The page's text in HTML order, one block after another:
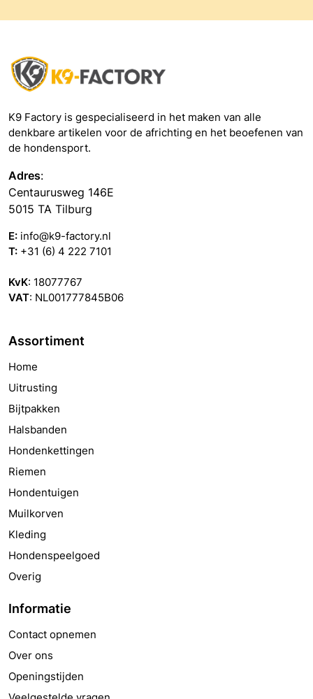
K9 Factory is gespecialiseerd in het maken van alle
denkbare artikelen voor de africhting en het beoefenen van
de hondensport.
Adres:
Centaurusweg 146E
5015 TA Tilburg
E: info@k9-factory.nl
T: +31 (6) 4 222 7101
KvK: 18077767
VAT: NL001777845B06
Assortiment
Home
Uitrusting
Bijtpakken
Halsbanden
Hondenkettingen
Riemen
Hondentuigen
Muilkorven
Kleding
Hondenspeelgoed
Overig
Informatie
Contact opnemen
Over ons
Openingstijden